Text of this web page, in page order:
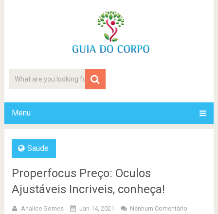
Menu
Saude
Properfocus Preço: Oculos
Ajustáveis Incriveis, conheça!
Analice Gomes Jan 14, 2021 Nenhum Comentário